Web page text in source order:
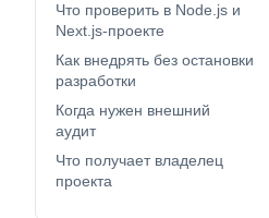
Что проверить в Node.js и
Next.js-проекте
Как внедрять без остановки
разработки
Когда нужен внешний
аудит
Что получает владелец
проекта